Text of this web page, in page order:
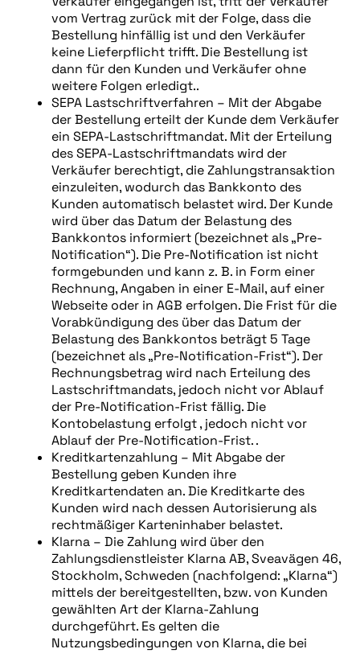
vom Vertrag zurück mit der Folge, dass die
Bestellung hinfällig ist und den Verkäufer
keine Lieferpflicht trifft. Die Bestellung ist
dann für den Kunden und Verkäufer ohne
weitere Folgen erledigt..
SEPA Lastschriftverfahren – Mit der Abgabe
der Bestellung erteilt der Kunde dem Verkäufer
ein SEPA-Lastschriftmandat. Mit der Erteilung
des SEPA-Lastschriftmandats wird der
Verkäufer berechtigt, die Zahlungstransaktion
einzuleiten, wodurch das Bankkonto des
Kunden automatisch belastet wird. Der Kunde
wird über das Datum der Belastung des
Bankkontos informiert (bezeichnet als „Pre-
Notification“). Die Pre-Notification ist nicht
formgebunden und kann z. B. in Form einer
Rechnung, Angaben in einer E-Mail, auf einer
Webseite oder in AGB erfolgen. Die Frist für die
Vorabkündigung des über das Datum der
Belastung des Bankkontos beträgt 5 Tage
(bezeichnet als „Pre-Notification-Frist“). Der
Rechnungsbetrag wird nach Erteilung des
Lastschriftmandats, jedoch nicht vor Ablauf
der Pre-Notification-Frist fällig. Die
Kontobelastung erfolgt , jedoch nicht vor
Ablauf der Pre-Notification-Frist. .
Kreditkartenzahlung – Mit Abgabe der
Bestellung geben Kunden ihre
Kreditkartendaten an. Die Kreditkarte des
Kunden wird nach dessen Autorisierung als
rechtmäßiger Karteninhaber belastet.
Klarna – Die Zahlung wird über den
Zahlungsdienstleister Klarna AB, Sveavägen 46,
Stockholm, Schweden (nachfolgend: „Klarna“)
mittels der bereitgestellten, bzw. von Kunden
gewählten Art der Klarna-Zahlung
durchgeführt. Es gelten die
Nutzungsbedingungen von Klarna, die bei